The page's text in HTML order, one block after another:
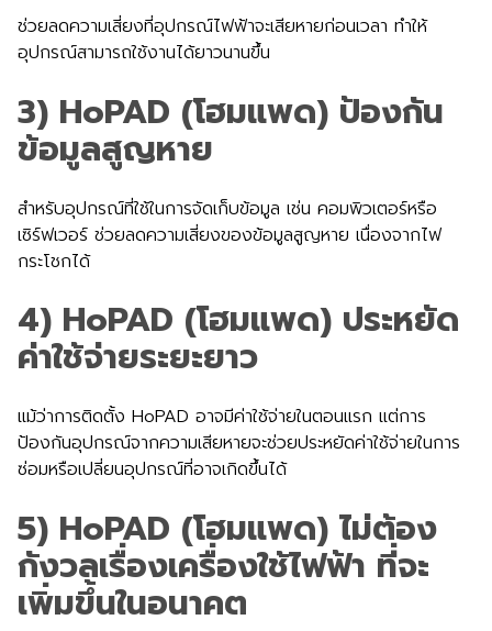
ช่วยลดความเสี่ยงที่อุปกรณ์ไฟฟ้าจะเสียหายก่อนเวลา ทำให้
อุปกรณ์สามารถใช้งานได้ยาวนานขึ้น
3) HoPAD (โฮมแพด) ป้องกัน
ข้อมูลสูญหาย
สำหรับอุปกรณ์ที่ใช้ในการจัดเก็บข้อมูล เช่น คอมพิวเตอร์หรือ
เซิร์ฟเวอร์ ช่วยลดความเสี่ยงของข้อมูลสูญหาย เนื่องจากไฟ
กระโชกได้
4) HoPAD (โฮมแพด) ประหยัด
ค่าใช้จ่ายระยะยาว
แม้ว่าการติดตั้ง HoPAD อาจมีค่าใช้จ่ายในตอนแรก แต่การ
ป้องกันอุปกรณ์จากความเสียหายจะช่วยประหยัดค่าใช้จ่ายในการ
ซ่อมหรือเปลี่ยนอุปกรณ์ที่อาจเกิดขึ้นได้
5) HoPAD (โฮมแพด) ไม่ต้อง
กังวลเรื่องเครื่องใช้ไฟฟ้า ที่จะ
เพิ่มขึ้นในอนาคต